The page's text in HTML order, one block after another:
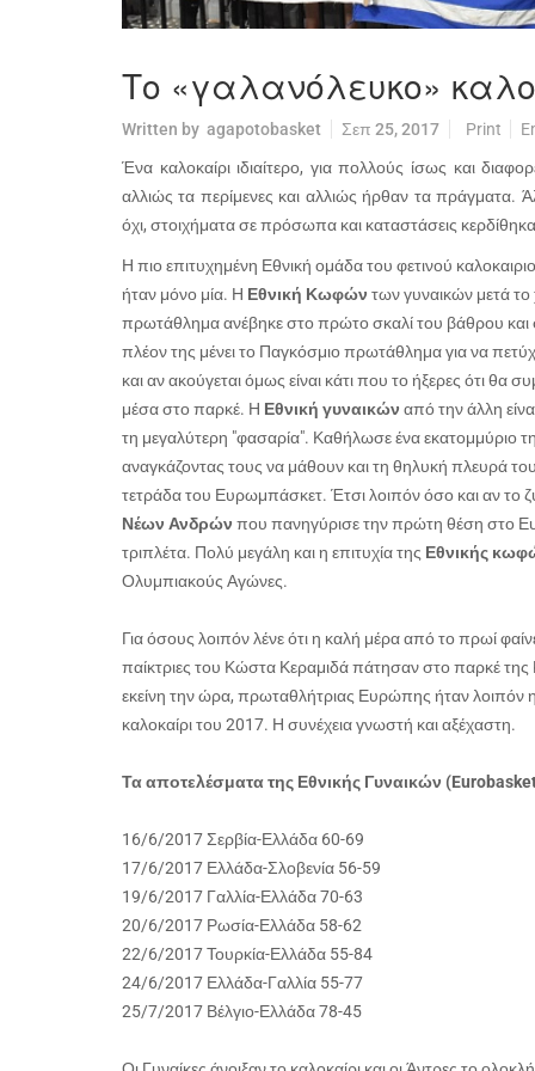
Το «γαλανόλευκο»
Written by agapotobasket Σεπ 25, 2017 Print
Ένα καλοκαίρι ιδιαίτερο, για πολλούς ίσως και
αλλιώς τα περίμενες και αλλιώς ήρθαν τα πράγματα.
όχι, στοιχήματα σε πρόσωπα και καταστάσεις
Η πιο επιτυχημένη Εθνική ομάδα του φετινού
ήταν μόνο μία. Η Εθνική Κωφών των γυναικών μετά
πρωτάθλημα ανέβηκε στο πρώτο σκαλί του βάθρου
πλέον της μένει το Παγκόσμιο πρωτάθλημα για να
και αν ακούγεται όμως είναι κάτι που το ήξερες ότι θα
μέσα στο παρκέ. Η Εθνική γυναικών από την άλλη
τη μεγαλύτερη "φασαρία". Καθήλωσε ένα εκατομμύριο
αναγκάζοντας τους να μάθουν και τη θηλυκή πλευρά
τετράδα του Ευρωμπάσκετ. Έτσι λοιπόν όσο και αν το
Νέων Ανδρών που πανηγύρισε την πρώτη θέση στο
τριπλέτα. Πολύ μεγάλη και η επιτυχία της Εθνικής
Ολυμπιακούς Αγώνες.
Για όσους λοιπόν λένε ότι η καλή μέρα από το πρωί
παίκτριες του Κώστα Κεραμιδά πάτησαν στο παρκέ της
εκείνη την ώρα, πρωταθλήτριας Ευρώπης ήταν
καλοκαίρι του 2017. Η συνέχεια γνωστή και αξέχαστη.
Τα αποτελέσματα της Εθνικής Γυναικών
16/6/2017 Σερβία-Ελλάδα 60-69
17/6/2017 Ελλάδα-Σλοβενία 56-59
19/6/2017 Γαλλία-Ελλάδα 70-63
20/6/2017 Ρωσία-Ελλάδα 58-62
22/6/2017 Τουρκία-Ελλάδα 55-84
24/6/2017 Ελλάδα-Γαλλία 55-77
25/7/2017 Βέλγιο-Ελλάδα 78-45